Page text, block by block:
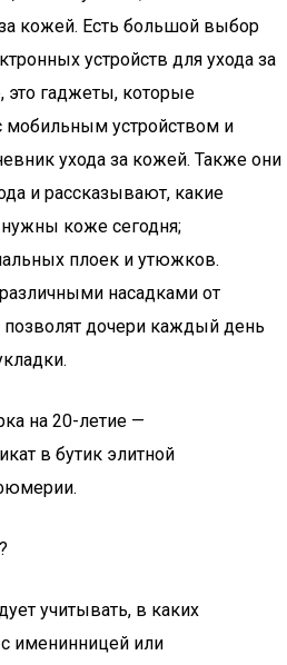
кожей. Есть большой выбор
устройств для ухода за
это гаджеты, которые
мобильным устройством и
ухода за кожей. Также они
и рассказывают, какие
коже сегодня;
плоек и утюжков.
насадками от
дочери каждый день
на 20-летие —
в бутик элитной
учитывать, в каких
именинницей или